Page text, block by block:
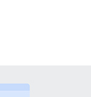
低的延迟，以及更